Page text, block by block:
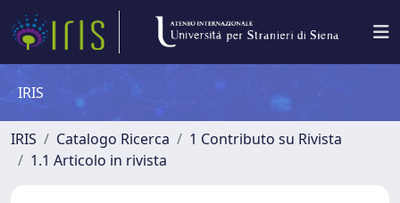
IRIS
IRIS Catalogo Ricerca
1 Contributo su Rivista
1.1 Articolo in rivista